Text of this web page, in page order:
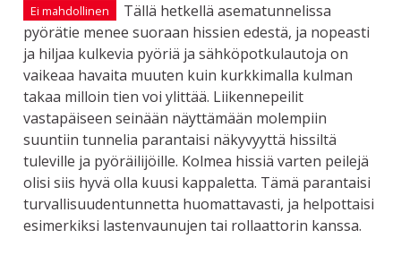
Ei mahdollinen
Tällä hetkellä asematunnelissa
pyörätie menee suoraan hissien edestä, ja nopeasti
ja hiljaa kulkevia pyöriä ja sähköpotkulautoja on
vaikeaa havaita muuten kuin kurkkimalla kulman
takaa milloin tien voi ylittää. Liikennepeilit
vastapäiseen seinään näyttämään molempiin
suuntiin tunnelia parantaisi näkyvyyttä hissiltä
tuleville ja pyöräilijöille. Kolmea hissiä varten peilejä
olisi siis hyvä olla kuusi kappaletta. Tämä parantaisi
turvallisuudentunnetta huomattavasti, ja helpottaisi
esimerkiksi lastenvaunujen tai rollaattorin kanssa.